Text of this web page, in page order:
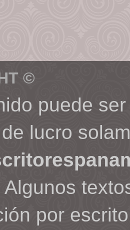
©
puede
lucro
Algunos
por